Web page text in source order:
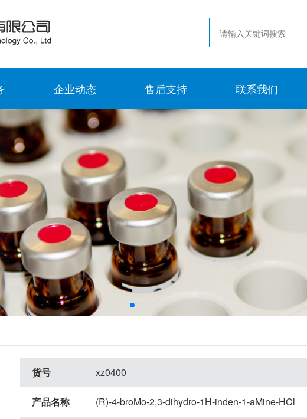
企业动态 售后支持 联系我们
货号 xz0400
产品名称 (R)-4-broMo-2,3-dihydro-1H-inden-1-aMine-HCl